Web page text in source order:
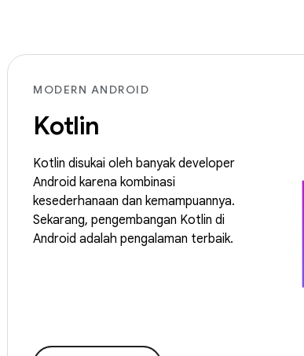
MODERN ANDROID
Kotlin
Kotlin disukai oleh banyak developer
Android karena kombinasi
kesederhanaan dan kemampuannya.
Sekarang, pengembangan Kotlin di
Android adalah pengalaman terbaik.